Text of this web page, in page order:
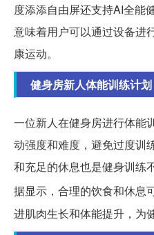
度添添自由屏还支持AI全能
意味着用户可以通过设备进
康运动。
健身房新人体能训练计划
一位新人在健身房进行体能
动强度和难度，避免过度训
和充足的休息也是健身训练
据显示，合理的饮食和休息
进肌肉生长和体能提升，为